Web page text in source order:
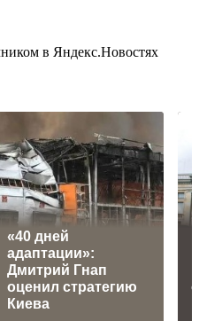
в Яндекс.Новостях
«40 дней
адаптации»:
Дмитрий Гнап
оценил стратегию
Киева